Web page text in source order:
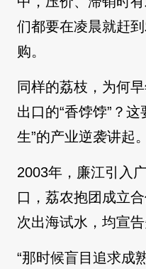
们都要在凌晨就赶
购。
同样的荔枝，为何
出口的“香饽饽”？
生”的产业逆袭讲起。
2003年，廉江引入
口，荔农抱团成立
次出海试水，均宣告
“那时候盲目追求成